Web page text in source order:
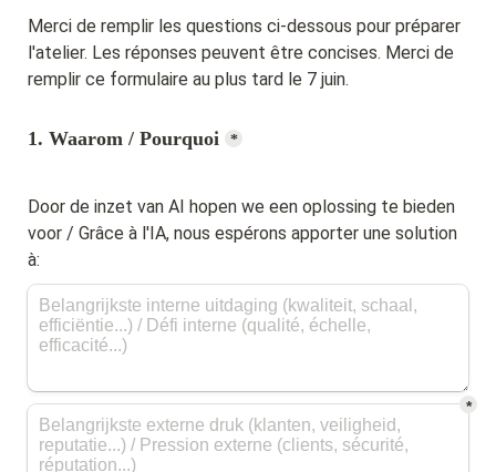
Merci de remplir les questions ci-dessous pour préparer
l'atelier. Les réponses peuvent être concises. Merci de
remplir ce formulaire au plus tard le 7 juin.
1. Waarom / Pourquoi *
Door de inzet van AI hopen we een oplossing te bieden
voor / Grâce à l'IA, nous espérons apporter une solution
à:
*